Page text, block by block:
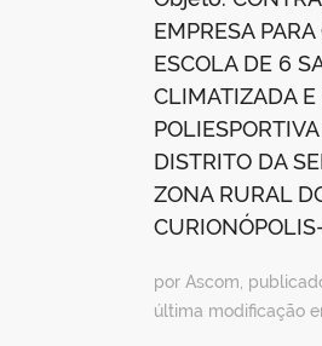
EMPRESA
ESCOLA DE 6
CLIMATIZADA E
DISTRITO DA
ZONA RURAL
por Ascom,
última modificação